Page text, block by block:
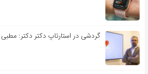
گردشی در استارتاپ دکتر دکتر: